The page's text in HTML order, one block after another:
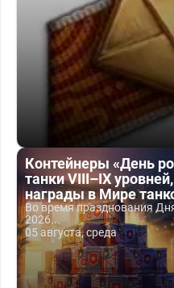
Контейнеры «День
танки VIII–IX
награды в Мире
Во время празднования
2026...
05 августа, среда